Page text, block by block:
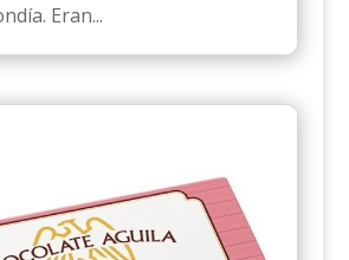
Eran...